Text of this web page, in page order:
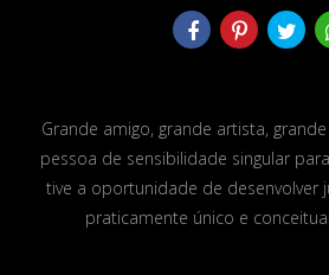
Grande amigo, grande artista,
pessoa de sensibilidade singular
tive a oportunidade de desenvolver
praticamente único e